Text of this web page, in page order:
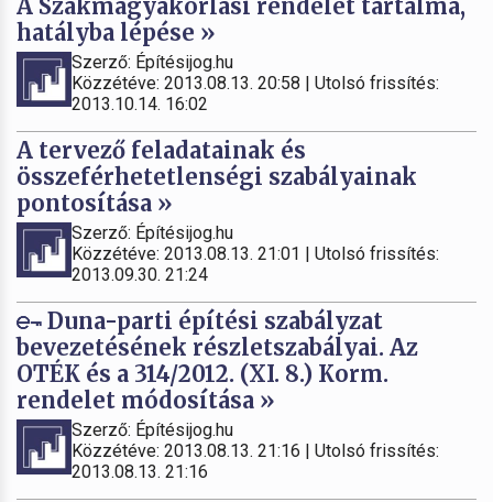
A Szakmagyakorlási rendelet tartalma,
hatályba lépése »
Szerző: Építésijog.hu
Közzétéve: 2013.08.13. 20:58 | Utolsó frissítés:
2013.10.14. 16:02
A tervező feladatainak és
összeférhetetlenségi szabályainak
pontosítása »
Szerző: Építésijog.hu
Közzétéve: 2013.08.13. 21:01 | Utolsó frissítés:
2013.09.30. 21:24
Duna-parti építési szabályzat
bevezetésének részletszabályai. Az
OTÉK és a 314/2012. (XI. 8.) Korm.
rendelet módosítása »
Szerző: Építésijog.hu
Közzétéve: 2013.08.13. 21:16 | Utolsó frissítés:
2013.08.13. 21:16